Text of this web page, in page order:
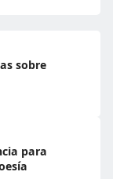
sobre
para